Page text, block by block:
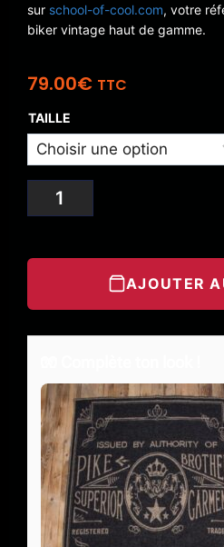
sur school-of-cool.com, votre
biker vintage haut de gamme.
79.00€ TTC
TAILLE
AJOUTER